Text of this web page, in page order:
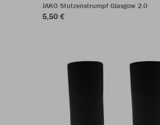
JAKO Stutzenstrumpf Glasgow 2.0
5,50 €